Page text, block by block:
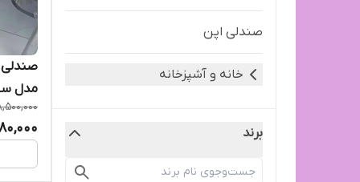
صندلی اپن
خانه و آشپزخانه
برند
صندلی
مدل